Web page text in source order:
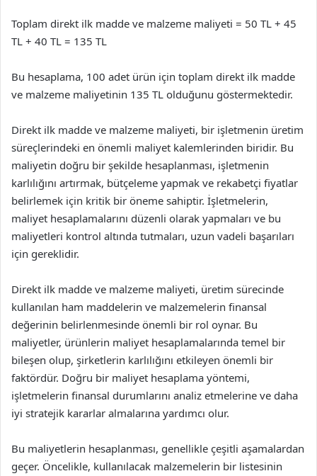
Toplam direkt ilk madde ve malzeme maliyeti = 50 TL + 45
TL + 40 TL = 135 TL
Bu hesaplama, 100 adet ürün için toplam direkt ilk madde
ve malzeme maliyetinin 135 TL olduğunu göstermektedir.
Direkt ilk madde ve malzeme maliyeti, bir işletmenin üretim
süreçlerindeki en önemli maliyet kalemlerinden biridir. Bu
maliyetin doğru bir şekilde hesaplanması, işletmenin
karlılığını artırmak, bütçeleme yapmak ve rekabetçi fiyatlar
belirlemek için kritik bir öneme sahiptir. İşletmelerin,
maliyet hesaplamalarını düzenli olarak yapmaları ve bu
maliyetleri kontrol altında tutmaları, uzun vadeli başarıları
için gereklidir.
Direkt ilk madde ve malzeme maliyeti, üretim sürecinde
kullanılan ham maddelerin ve malzemelerin finansal
değerinin belirlenmesinde önemli bir rol oynar. Bu
maliyetler, ürünlerin maliyet hesaplamalarında temel bir
bileşen olup, şirketlerin karlılığını etkileyen önemli bir
faktördür. Doğru bir maliyet hesaplama yöntemi,
işletmelerin finansal durumlarını analiz etmelerine ve daha
iyi stratejik kararlar almalarına yardımcı olur.
Bu maliyetlerin hesaplanması, genellikle çeşitli aşamalardan
geçer. Öncelikle, kullanılacak malzemelerin bir listesinin